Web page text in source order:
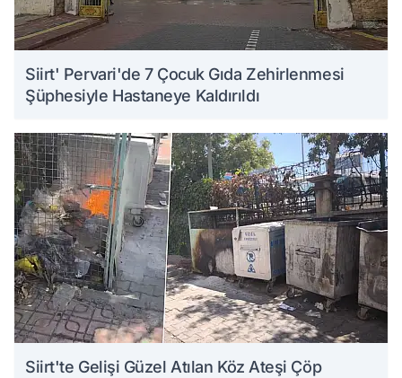
Siirt' Pervari'de 7 Çocuk Gıda Zehirlenmesi
Şüphesiyle Hastaneye Kaldırıldı
Siirt'te Gelişi Güzel Atılan Köz Ateşi Çöp